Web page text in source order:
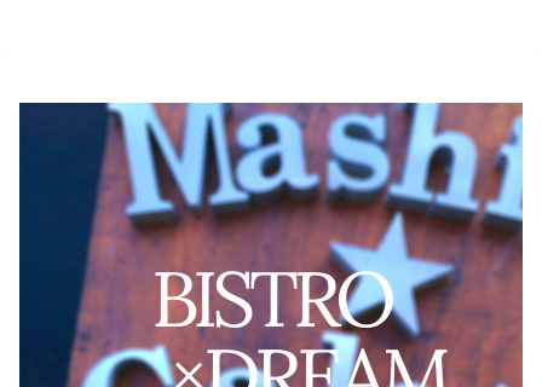
BISTRO